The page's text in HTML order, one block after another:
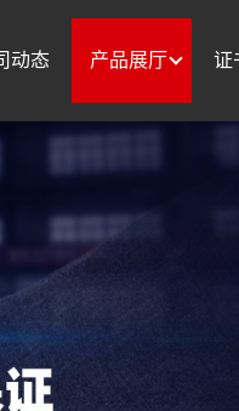
动态 产品展厅 证